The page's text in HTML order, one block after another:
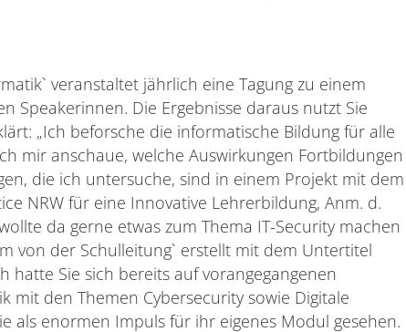
veranstaltet jährlich eine Tagung zu einem
Speakerinnen. Die Ergebnisse daraus nutzt Sie
„Ich beforsche die informatische Bildung für alle
mir anschaue, welche Auswirkungen Fortbildungen
die ich untersuche, sind in einem Projekt mit dem
NRW für eine Innovative Lehrerbildung, Anm. d.
da gerne etwas zum Thema IT-Security machen
von der Schulleitung` erstellt mit dem Untertitel
hatte Sie sich bereits auf vorangegangenen
mit den Themen Cybersecurity sowie Digitale
als enormen Impuls für ihr eigenes Modul gesehen.